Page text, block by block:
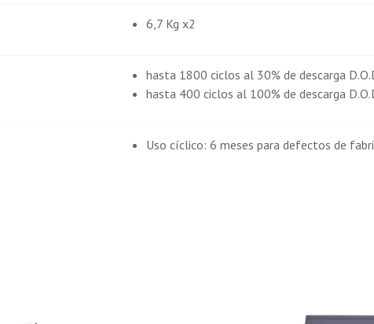
6,7 Kg x2
hasta 1800 ciclos al 30% de descarga
hasta 400 ciclos al 100% de descarga
Uso cíclico: 6 meses para defectos de